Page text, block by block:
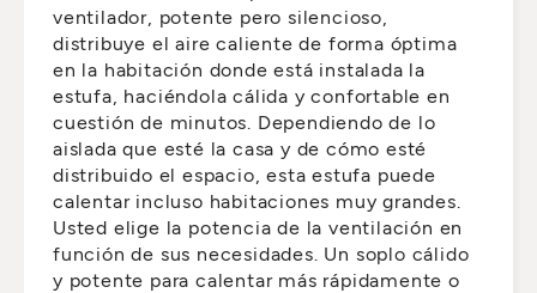
ventilador, potente pero silencioso,
distribuye el aire caliente de forma óptima
en la habitación donde está instalada la
estufa, haciéndola cálida y confortable en
cuestión de minutos. Dependiendo de lo
aislada que esté la casa y de cómo esté
distribuido el espacio, esta estufa puede
calentar incluso habitaciones muy grandes.
Usted elige la potencia de la ventilación en
función de sus necesidades. Un soplo cálido
y potente para calentar más rápidamente o